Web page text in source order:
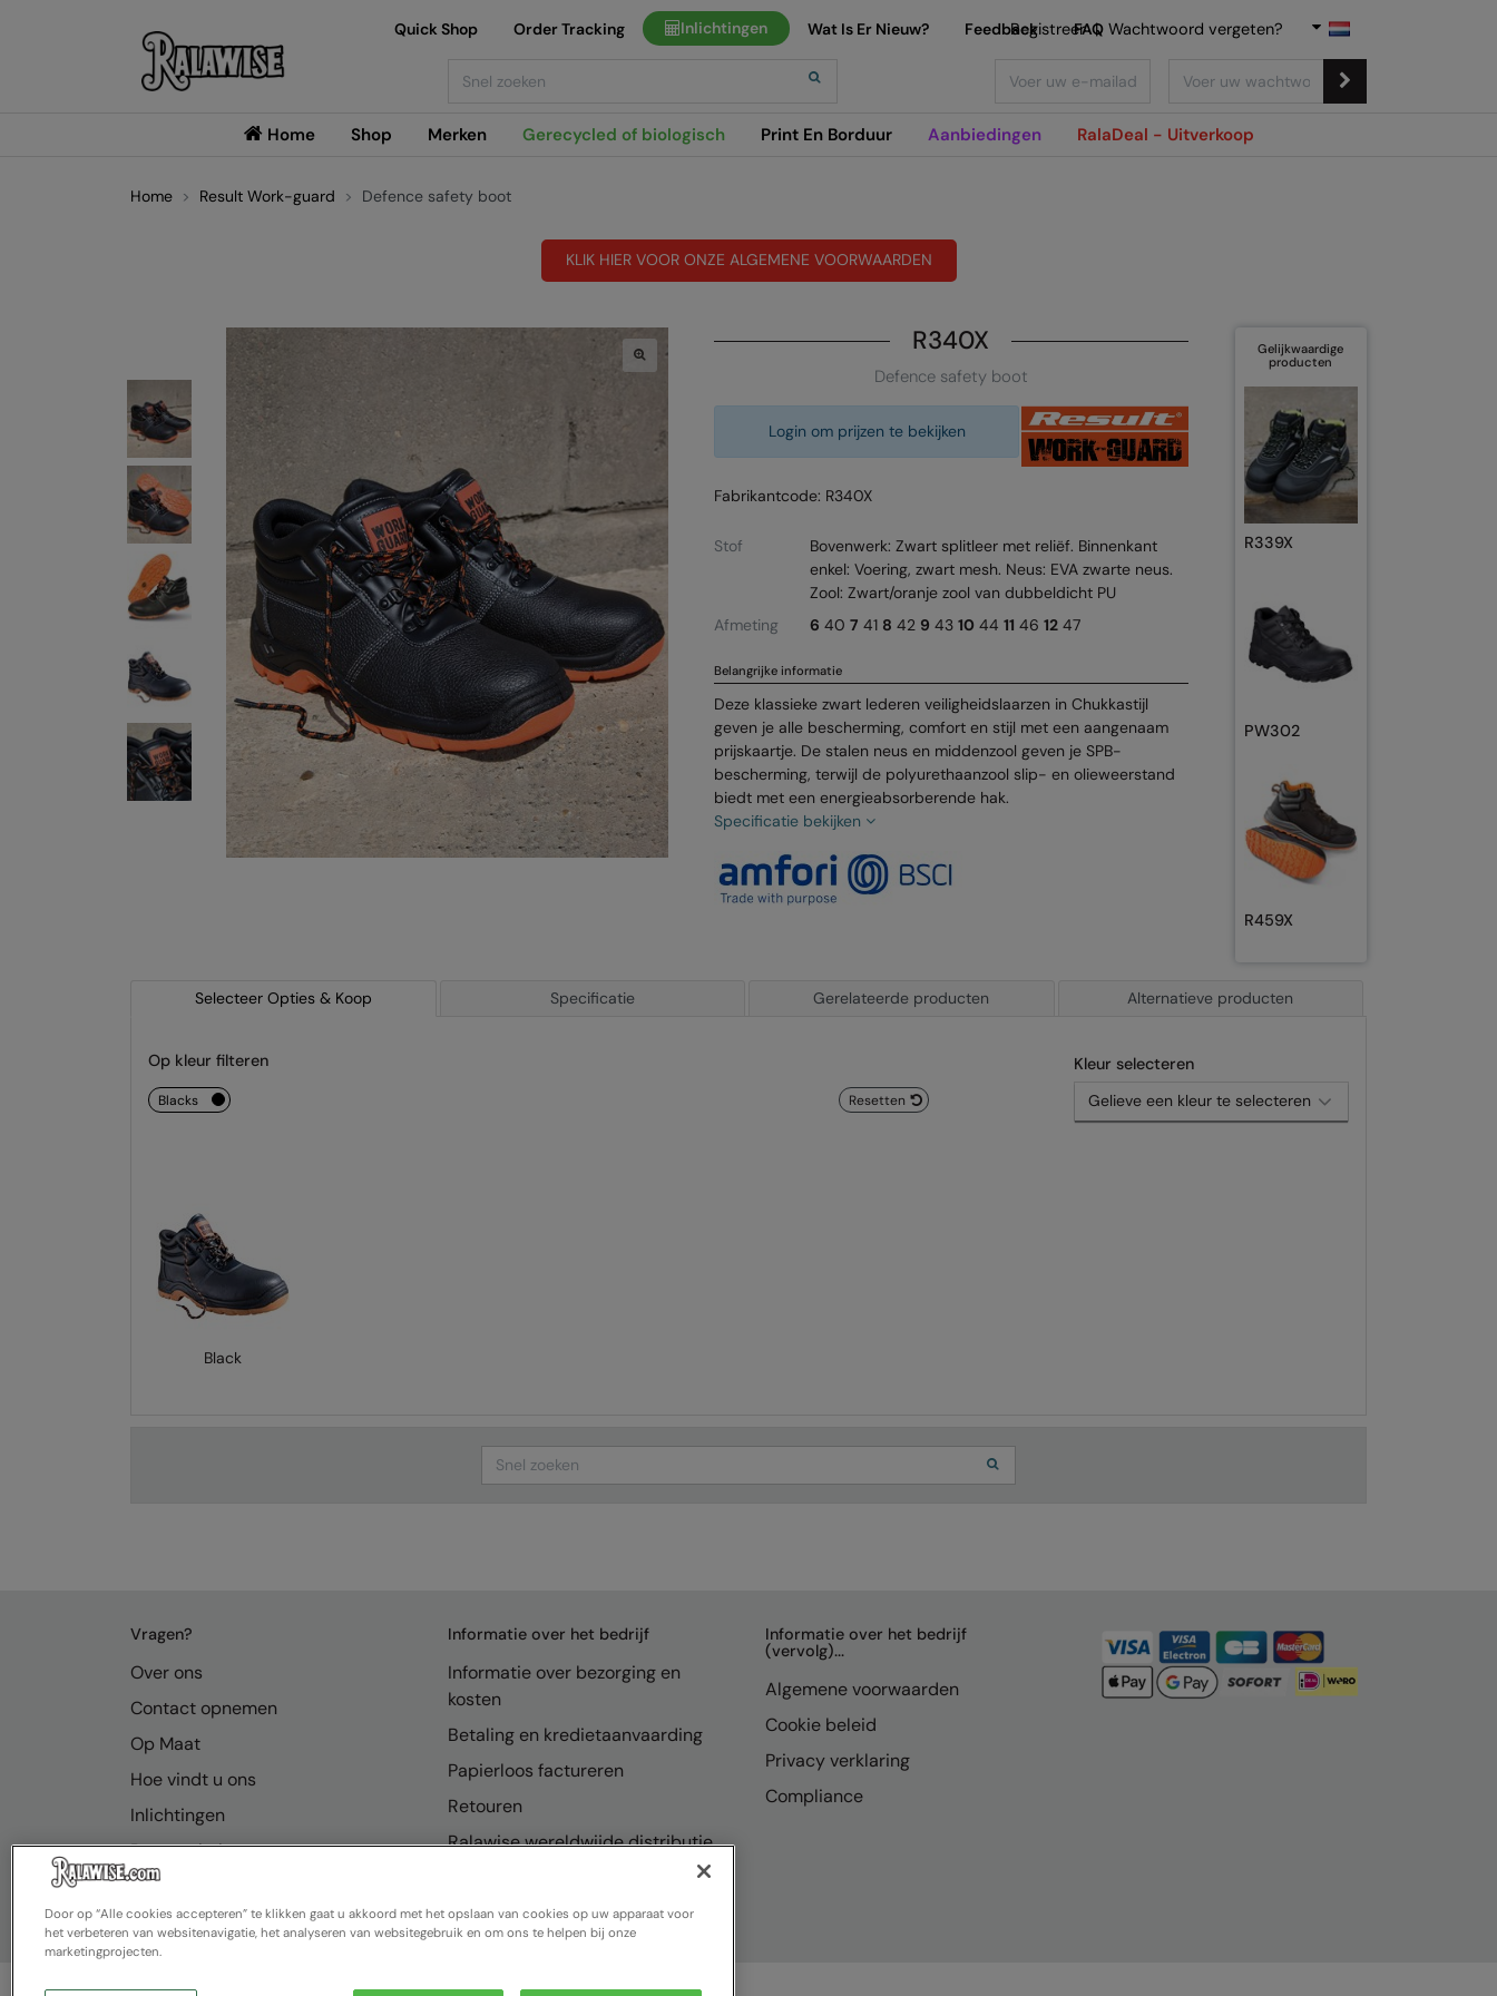
Home Shop Merken Gerecycled of biologisch Print En Borduur Aanbiedingen RalaDeal - Uitverkoop
Quick Shop Order Tracking Inlichtingen Wat Is Er Nieuw? Feedback FAQ
Registreer | Wachtwoord vergeten?
Home Result Work-guard Defence safety boot
KLIK HIER VOOR ONZE ALGEMENE VOORWAARDEN
R340X
Defence safety boot
Login om prijzen te bekijken
Fabrikantcode: R340X
Stof
Bovenwerk: Zwart splitleer met reliëf. Binnenkant
enkel: Voering, zwart mesh. Neus: EVA zwarte neus.
Zool: Zwart/oranje zool van dubbeldicht PU
Afmeting
6 40 7 41 8 42 9 43 10 44 11 46 1247
Belangrijke informatie
Deze klassieke zwart lederen veiligheidslaarzen in Chukkastijl
geven je alle bescherming, comfort en stijl met een aangenaam
prijskaartje. De stalen neus en middenzool geven je SPB-
bescherming, terwijl de polyurethaanzool slip- en olieweerstand
biedt met een energieabsorberende hak.
Specificatie bekijken
Gelijkwaardige
producten
R339X
PW302
R459X
Selecteer Opties & Koop Specificatie Gerelateerde producten Alternatieve producten
Kleur selecteren
Op kleur filteren
Resetten
blacks
Black
Search
Vragen?
Over ons
Contact opnemen
Op Maat
Hoe vindt u ons
Inlichtingen
Bronnenhub
FAQ
Informatie over het bedrijf
Informatie over bezorging en
kosten
Betaling en kredietaanvaarding
Papierloos factureren
Retouren
Ralawise wereldwijde distributie
Informatie over het bedrijf
(vervolg)...
Algemene voorwaarden
Cookie beleid
Privacy verklaring
Compliance
Door op “Alle cookies accepteren” te klikken gaat u akkoord met het opslaan van cookies op uw apparaat voor
het verbeteren van websitenavigatie, het analyseren van websitegebruik en om ons te helpen bij onze
marketingprojecten.